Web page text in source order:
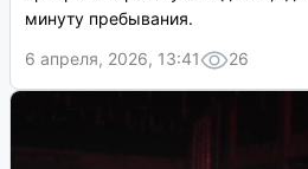
минуту пребывания.
6 апреля, 2026, 13:41
26